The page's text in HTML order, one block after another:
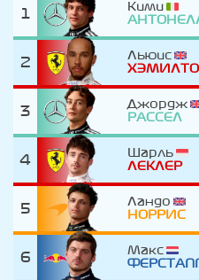
1
Кими
2
Льюис
3
Джордж
РАССЕЛ
4
Шарль
ЛЕКЛЕР
5
Ландо
НОРРИС
6
Макс